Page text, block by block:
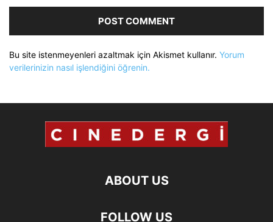
Bu site istenmeyenleri azaltmak için Akismet kullanır. Yorum
verilerinizin nasıl işlendiğini öğrenin.
ABOUT US
FOLLOW US